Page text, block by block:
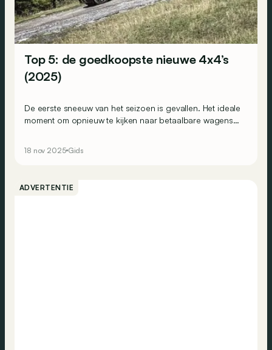
Top 5: de goedkoopste nieuwe 4x4’s
(2025)
De eerste sneeuw van het seizoen is gevallen. Het ideale
moment om opnieuw te kijken naar betaalbare wagens
nog kunt vinden om de winter te trotseren.
18 nov 2025 Gids
ADVERTENTIE